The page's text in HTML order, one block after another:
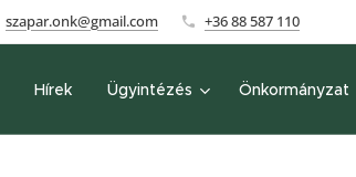
szapar.onk@gmail.com +36 88 587 110
Hírek Ügyintézés Önkormányzat